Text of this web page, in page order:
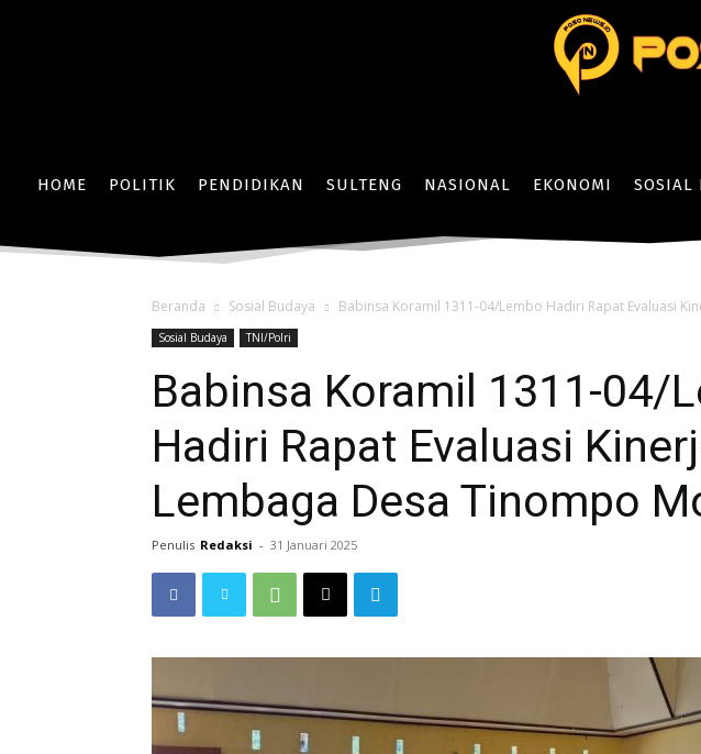
HOME POLITIK PENDIDIKAN SULTENG NASIONAL EKONOMI SOSIAL
Beranda Sosial Budaya Babinsa Koramil 1311-04/Lembo Hadiri Rapat Evaluasi
Sosial Budaya TNI/Polri
Babinsa Koramil 1311-04/
Hadiri Rapat Evaluasi
Lembaga Desa Tinompo
Penulis Redaksi - 31 Januari 2025